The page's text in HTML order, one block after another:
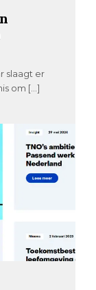
slaagt er
om […]